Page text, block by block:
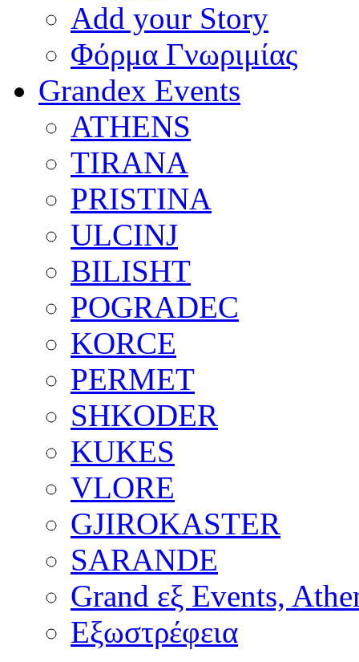
Add your Story
Φόρμα Γνωριμίας
Grandex Events
ATHENS
TIRANA
PRISTINA
ULCINJ
BILISHT
POGRADEC
KORCE
PERMET
SHKODER
KUKES
VLORE
GJIROKASTER
SARANDE
Grand εξ Events,
Εξωστρέφεια